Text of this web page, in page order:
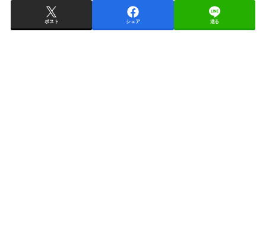
ポスト シェア 送る